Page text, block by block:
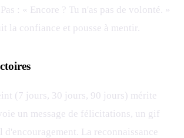
: « Encore ? Tu n'as pas de volonté. »
la confiance et pousse à mentir.
(7 jours, 30 jours, 90 jours) mérite
un message de félicitations, un gif
La reconnaissance